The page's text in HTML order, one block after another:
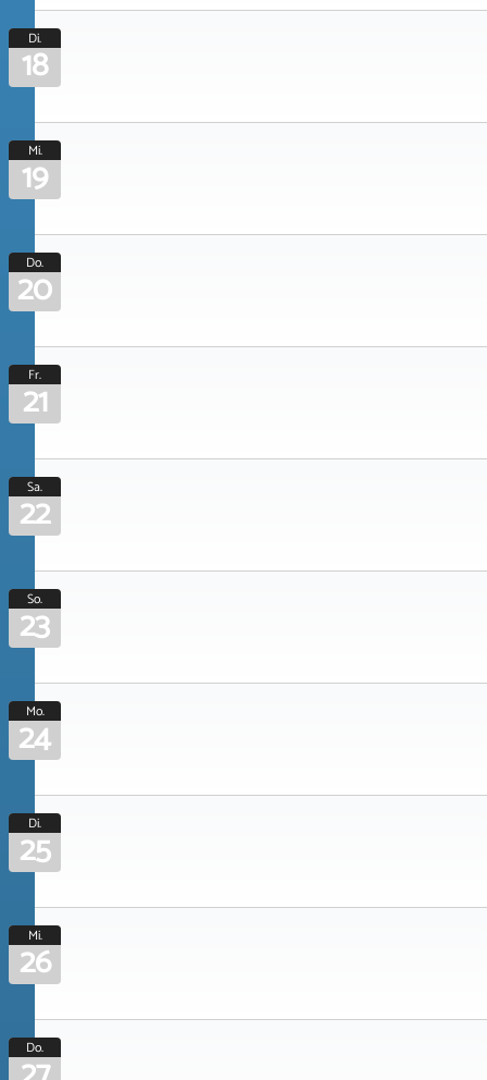
Di.
18
Mi.
19
Do.
20
Fr.
21
Sa.
22
So.
23
Mo.
24
Di.
25
Mi.
26
Do.